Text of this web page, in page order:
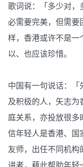
歌词说：「多少对
必需要完美，但需
样，香港或许不是
以、也应该珍惜。
中国有一句说话：
及积极的人，矢志
庭关系，亦投放很多
信年轻人是香港、国
友师，出任不同机